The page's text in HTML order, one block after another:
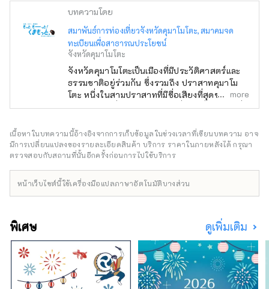
บทความโดย
สมาพันธ์การท่องเที่ยวจังหวัดคุมาโมโตะ, สมาคมจด
ทะเบียนเพื่อสาธารณประโยชน์
จังหวัดคุมาโมโตะ
จังหวัดคุมาโมโตะเป็นเมืองที่มีประวัติศาสตร์และ
ธรรมชาติอยู่ร่วมกัน ซึ่งรวมถึง ปราสาทคุมาโม
โตะ หนึ่งในสามปราสาทที่มีชื่อเสียงที่สุดของญี่ปุ่น
ภูเขาอาโซะ ซึ่งมีปล่องภูเขาไฟที่ใหญ่ที่สุดแห่งหนึ่ง
ประมาณ 300 ตัว ที่นี่เป็นบ้านเกิดของคุมะมง มาส
คอตท้องถิ่นที่โด่งดังที่สุดของญี่ปุ่น และคุณจะ
รู้สึกตื่นเต้นที่ได้พบกับคุมะมงที่ไหนสักแห่งในเมือง!
งมังงะชื่อดังระดับโลกเรื่องวันพีซอีกด้วย และคุณ
อร่อยทั้งสิ้น เชิญมาเยี่ยมชมจังหวัดคุมาโมโตะซึ่ง
จะปลอบประโลมประสาทสัมผัสทั้งห้าของคุณ!
more
เนื้อหาในบทความนี้อ้างอิงจากการเก็บข้อมูลในช่วงเวลาที่เขียนบทความ อาจ
มีการเปลี่ยนแปลงของรายละเอียดสินค้า บริการ ราคาในภายหลังได้ กรุณา
ตรวจสอบกับสถานที่นั้นอีกครั้งก่อนการไปใช้บริการ
หน้าเว็บไซต์นี้ใช้เครื่องมือแปลภาษาอัตโนมัติบางส่วน
พิเศษ ดูเพิ่มเติม